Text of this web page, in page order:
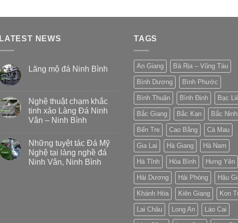
LATEST NEWS
Lăng mộ đá Ninh Bình
Nghệ thuật chạm khắc
tinh xảo Làng Đá Ninh
Vân – Ninh Bình
Những tuyệt tác Đá Mỹ
Nghệ tại làng nghề đá
Ninh Vân, Ninh Bình
TAGS
An Giang Bà Rịa – Vũng Tàu
Bình Dương Bình Phước
Bình Thuận Bình Định Bạc
Bắc Giang Bắc Kạn Bắc Ninh
Bến Tre Cao Bằng Cà Mau
Gia Lai Hà Giang Hà Nam
Hà Tĩnh Hòa Bình Hưng Yên
Hải Dương Hải Phòng Hậu
Khánh Hòa Kiên Giang Kon
Lai Châu Long An Lào Cai